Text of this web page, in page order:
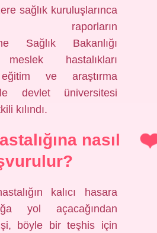
sağlık kuruluşlarınca
raporların
Sağlık Bakanlığı
hastalıkları
ve araştırma
devlet üniversitesi
kılındı.
nasıl
kalıcı hasara
yol açacağından
böyle bir teşhis için